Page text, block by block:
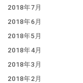
2018年7月
2018年6月
2018年5月
2018年4月
2018年3月
2018年2月